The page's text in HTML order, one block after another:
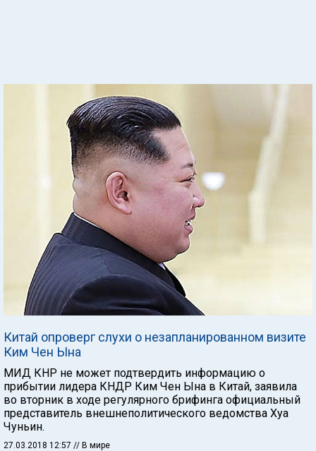
Китай опроверг слухи о незапланированном визите
Ким Чен Ына
МИД КНР не может подтвердить информацию о
прибытии лидера КНДР Ким Чен Ына в Китай, заявила
во вторник в ходе регулярного брифинга официальный
представитель внешнеполитического ведомства Хуа
Чуньин.
27.03.2018 12:57 // В мире